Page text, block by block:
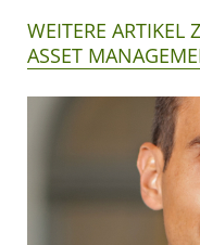
WEITERE ARTIKEL
ASSET